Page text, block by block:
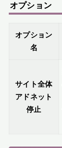
オプション
オプション
名
サイト全体
アドネット
停止